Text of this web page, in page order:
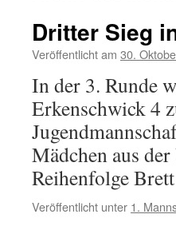
Dritter Sieg
Veröffentlicht am 30.
In der 3. Runde
Erkenschwick 4
Mädchen aus
Reihenfolge
Veröffentlicht unter 1.